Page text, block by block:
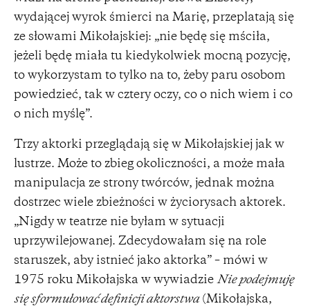
wydającej wyrok śmierci na Marię, przeplatają się
ze słowami Mikołajskiej: „nie będę się mściła,
jeżeli będę miała tu kiedykolwiek mocną pozycję,
to wykorzystam to tylko na to, żeby paru osobom
powiedzieć, tak w cztery oczy, co o nich wiem i co
o nich myślę”.
Trzy aktorki przeglądają się w Mikołajskiej jak w
lustrze. Może to zbieg okoliczności, a może mała
manipulacja ze strony twórców, jednak można
dostrzec wiele zbieżności w życiorysach aktorek.
„Nigdy w teatrze nie byłam w sytuacji
uprzywilejowanej. Zdecydowałam się na role
staruszek, aby istnieć jako aktorka” – mówi w
1975 roku Mikołajska w wywiadzie Nie podejmuję
się sformułować definicji aktorstwa(Mikołajska,